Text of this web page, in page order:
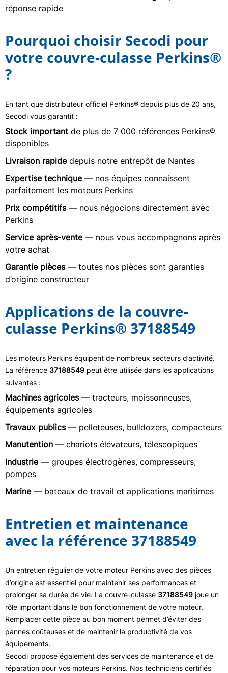
réponse rapide
Pourquoi choisir Secodi pour
votre couvre-culasse Perkins®
?
En tant que distributeur officiel Perkins® depuis plus de 20 ans,
Secodi vous garantit :
Stock important de plus de 7 000 références Perkins®
disponibles
Livraison rapidedepuis notre entrepôt de Nantes
Expertise technique— nos équipes connaissent
parfaitement les moteurs Perkins
Prix compétitifs— nous négocions directement avec
Perkins
Service après-vente— nous vous accompagnons après
votre achat
Garantie pièces— toutes nos pièces sont garanties
d’origine constructeur
Applications de la couvre-
culasse Perkins® 37188549
Les moteurs Perkins équipent de nombreux secteurs d’activité.
La référence 37188549 peut être utilisée dans les applications
suivantes :
Machines agricoles— tracteurs, moissonneuses,
équipements agricoles
Travaux publics— pelleteuses, bulldozers, compacteurs
Manutention — chariots élévateurs, télescopiques
Industrie— groupes électrogènes, compresseurs,
pompes
Marine— bateaux de travail et applications maritimes
Entretien et maintenance
avec la référence 37188549
Un entretien régulier de votre moteur Perkins avec des pièces
d’origine est essentiel pour maintenir ses performances et
prolonger sa durée de vie. La couvre-culasse 37188549 joue un
rôle important dans le bon fonctionnement de votre moteur.
Remplacer cette pièce au bon moment permet d’éviter des
pannes coûteuses et de maintenir la productivité de vos
équipements.
Secodi propose également des services de maintenance et de
réparation pour vos moteurs Perkins. Nos techniciens certifiés